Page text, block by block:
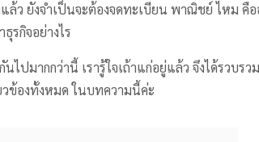
ล้ว ยังจำเป็นจะต้องจดทะเบียน พาณิชย์ ไหม คื
รกิจอย่างไร
นไปมากกว่านี้ เรารู้ใจเถ้าแก่อยู่แล้ว จึงได้รวบ
ข้องทั้งหมด ในบทความนี้ค่ะ